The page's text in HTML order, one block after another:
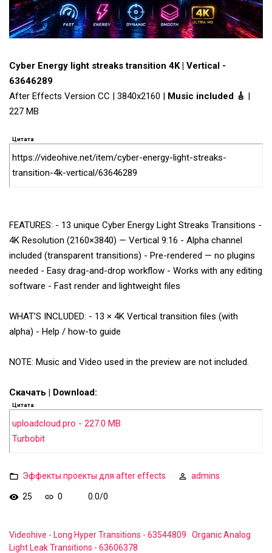
Cyber Energy light streaks transition 4K | Vertical -
63646289
After Effects Version CC | 3840x2160 | Music included 🎸 |
227 MB
Цитата
https://videohive.net/item/cyber-energy-light-streaks-
transition-4k-vertical/63646289
FEATURES: - 13 unique Cyber Energy Light Streaks Transitions -
4K Resolution (2160×3840) — Vertical 9:16 - Alpha channel
included (transparent transitions) - Pre-rendered — no plugins
needed - Easy drag-and-drop workflow - Works with any editing
software - Fast render and lightweight files
WHAT’S INCLUDED: - 13 × 4K Vertical transition files (with
alpha) - Help / how-to guide
NOTE: Music and Video used in the preview are not included.
Скачать | Download:
Цитата
uploadcloud.pro - 227.0 MB
Turbobit
Эффекты проекты для after effects admins
25 0 0.0/0
Videohive - Long Hyper Transitions - 63544809
Organic Analog
Light Leak Transitions - 63606378